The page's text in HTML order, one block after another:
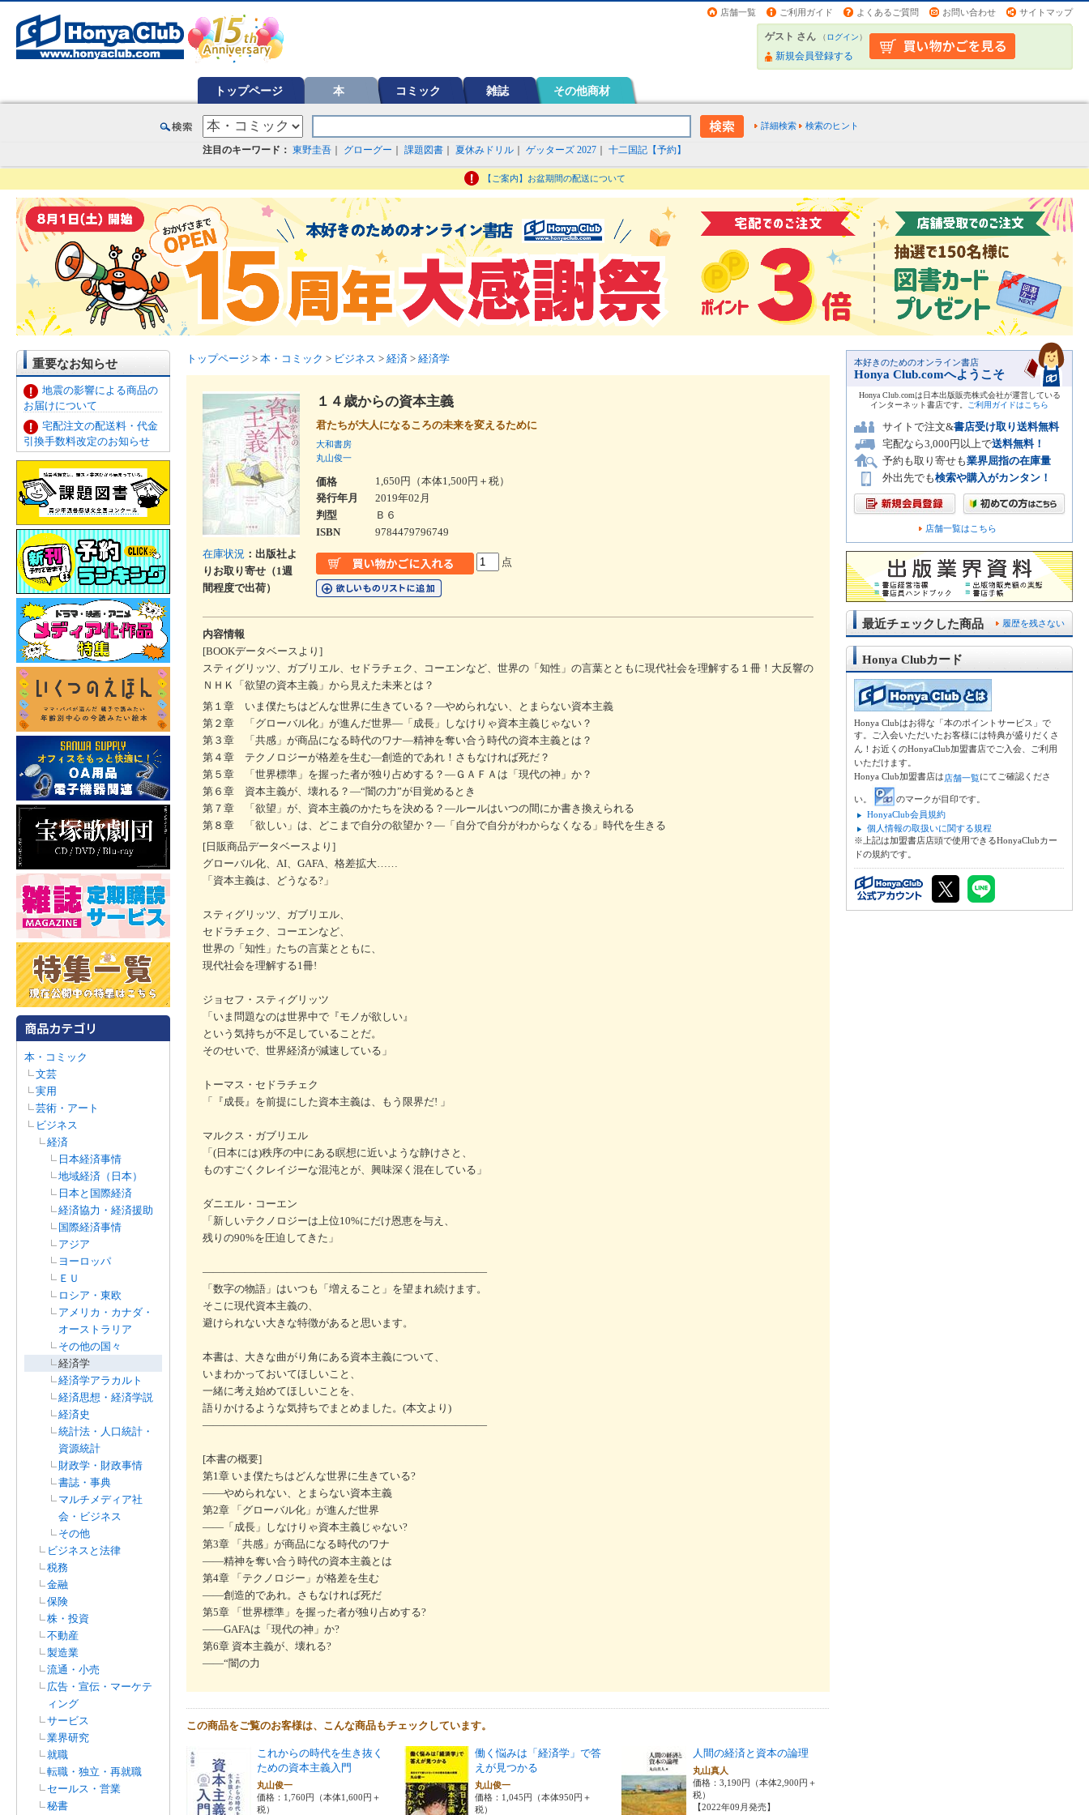
店舗一覧 ご利用ガイド よくあるご質問 お問い合わせ サイトマップ
ゲスト さん （ログイン）
新規会員登録する
トップページ 本 コミック 雑誌 その他商材
詳細検索 検索のヒント
注目のキーワード： 東野圭吾 グローグー 課題図書 夏休みドリル ゲッターズ 2027 十二国記【予約】
【ご案内】お盆期間の配送について
重要なお知らせ
地震の影響による商品の
お届けについて
宅配注文の配送料・代金
引換手数料改定のお知らせ
本・コミック
文芸
実用
芸術・アート
ビジネス
経済
日本経済事情
地域経済（日本）
日本と国際経済
経済協力・経済援助
国際経済事情
アジア
ヨーロッパ
ＥＵ
ロシア・東欧
アメリカ・カナダ・
オーストラリア
その他の国々
経済学
経済学アラカルト
経済思想・経済学説
経済史
統計法・人口統計・
資源統計
財政学・財政事情
書誌・事典
マルチメディア社
会・ビジネス
その他
ビジネスと法律
税務
金融
保険
株・投資
不動産
製造業
流通・小売
広告・宣伝・マーケテ
ィング
サービス
業界研究
就職
転職・独立・再就職
セールス・営業
秘書
トップページ > 本・コミック > ビジネス > 経済 > 経済学
在庫状況 ：出版社よ
りお取り寄せ（1週
間程度で出荷）
１４歳からの資本主義
君たちが大人になるころの未来を変えるために
大和書房
丸山俊一
価格
1,650円（本体1,500円＋税）
発行年月
2019年02月
判型
Ｂ６
ISBN
9784479796749
点
内容情報
[BOOKデータベースより]
スティグリッツ、ガブリエル、セドラチェク、コーエンなど、世界の「知性」の言葉とともに現代社会を理解する１冊！大反響の
ＮＨＫ「欲望の資本主義」から見えた未来とは？
第１章 いま僕たちはどんな世界に生きている？―やめられない、とまらない資本主義
第２章 「グローバル化」が進んだ世界―「成長」しなけりゃ資本主義じゃない？
第３章 「共感」が商品になる時代のワナ―精神を奪い合う時代の資本主義とは？
第４章 テクノロジーが格差を生む―創造的であれ！さもなければ死だ？
第５章 「世界標準」を握った者が独り占めする？―ＧＡＦＡは「現代の神」か？
第６章 資本主義が、壊れる？―“闇の力”が目覚めるとき
第７章 「欲望」が、資本主義のかたちを決める？―ルールはいつの間にか書き換えられる
第８章 「欲しい」は、どこまで自分の欲望か？―「自分で自分がわからなくなる」時代を生きる
[日販商品データベースより]
グローバル化、AI、GAFA、格差拡大……
「資本主義は、どうなる?」
スティグリッツ、ガブリエル、
セドラチェク、コーエンなど、
世界の「知性」たちの言葉とともに、
現代社会を理解する1冊!
ジョセフ・スティグリッツ
「いま問題なのは世界中で『モノが欲しい』
という気持ちが不足していることだ。
そのせいで、世界経済が減速している」
トーマス・セドラチェク
「『成長』を前提にした資本主義は、もう限界だ! 」
マルクス・ガブリエル
「(日本には)秩序の中にある瞑想に近いような静けさと、
ものすごくクレイジーな混沌とが、興味深く混在している」
ダニエル・コーエン
「新しいテクノロジーは上位10%にだけ恩恵を与え、
残りの90%を圧迫してきた」
―――――――――――――――――――――――――――
「数字の物語」はいつも「増えること」を望まれ続けます。
そこに現代資本主義の、
避けられない大きな特徴があると思います。
本書は、大きな曲がり角にある資本主義について、
いまわかっておいてほしいこと、
一緒に考え始めてほしいことを、
語りかけるような気持ちでまとめました。(本文より)
―――――――――――――――――――――――――――
[本書の概要]
第1章 いま僕たちはどんな世界に生きている?
――やめられない、とまらない資本主義
第2章 「グローバル化」が進んだ世界
――「成長」しなけりゃ資本主義じゃない?
第3章 「共感」が商品になる時代のワナ
――精神を奪い合う時代の資本主義とは
第4章 「テクノロジー」が格差を生む
――創造的であれ。さもなければ死だ
第5章 「世界標準」を握った者が独り占めする?
――GAFAは「現代の神」か?
第6章 資本主義が、壊れる?
――“闇の力
この商品をご覧のお客様は、こんな商品もチェックしています。
これからの時代を生き抜く
ための資本主義入門
丸山俊一
価格：1,760円（本体1,600円＋
税）
働く悩みは「経済学」で答
えが見つかる
丸山俊一
価格：1,045円（本体950円＋
税）
人間の経済と資本の論理
丸山真人
価格：3,190円（本体2,900円＋
税）
【2022年09月発売】
本好きのためのオンライン書店
Honya Club.comへようこそ
Honya Club.comは日本出版販売株式会社が運営している
インターネット書店です。
ご利用ガイドはこちら
サイトで注文&書店受け取り送料無料
宅配なら3,000円以上で送料無料！
予約も取り寄せも業界屈指の在庫量
外出先でも検索や購入がカンタン！
店舗一覧はこちら
履歴を残さない
最近チェックした商品
Honya Clubカード
Honya Clubはお得な「本のポイントサービス」で
す。ご入会いただいたお客様には特典が盛りだくさ
ん！お近くのHonyaClub加盟書店でご入会、ご利用
いただけます。
Honya Club加盟書店は店舗一覧にてご確認くださ
い。
のマークが目印です。
HonyaClub会員規約
個人情報の取扱いに関する規程
※上記は加盟書店店頭で使用できるHonyaClubカー
ドの規約です。